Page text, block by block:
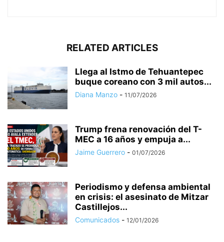
RELATED ARTICLES
Llega al Istmo de Tehuantepec
buque coreano con 3 mil autos...
Diana Manzo - 11/07/2026
Trump frena renovación del T-
MEC a 16 años y empuja a...
Jaime Guerrero - 01/07/2026
Periodismo y defensa ambiental
en crisis: el asesinato de Mitzar
Castillejos...
Comunicados - 12/01/2026